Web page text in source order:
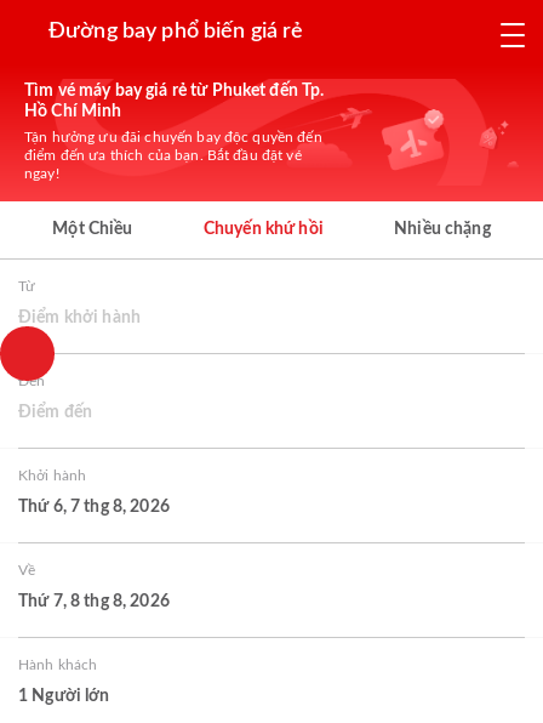
Đường bay phổ biến giá rẻ
Tìm vé máy bay giá rẻ từ Phuket đến Tp.
Hồ Chí Minh
Tận hưởng ưu đãi chuyến bay độc quyền đến
điểm đến ưa thích của bạn. Bắt đầu đặt vé
ngay!
Một Chiều Chuyến khứ hồi Nhiều chặng
Từ
Điểm khởi hành
Đến
Điểm đến
Khởi hành
Thứ 6, 7 thg 8, 2026
Về
Thứ 7, 8 thg 8, 2026
Hành khách
1 Người lớn